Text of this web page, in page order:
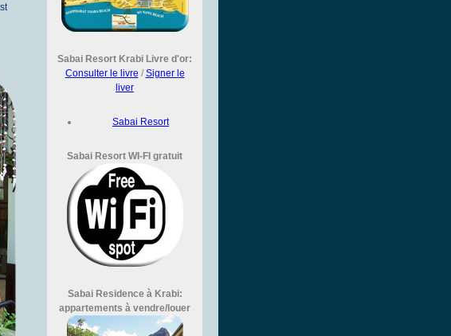
Sabai Resort Krabi Livre d'or:
Consulter le livre / Signer le
liver
Sabai Resort
Sabai Resort WI-FI gratuit
Sabai Residence à Krabi:
appartements à vendre/louer